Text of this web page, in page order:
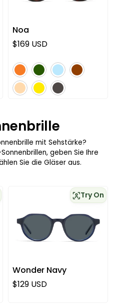
Noa
Regulärer Preis
$169 USD
orangegrün blau braun
rosa gelb grau
mit Sehstärke?
geben Sie Ihre
Sie die Gläser aus.
Wonder Navy
Try On
Regulärer Preis
$129 USD